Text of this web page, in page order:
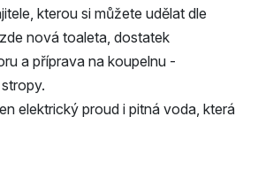
kterou si můžete udělat dle
nová toaleta, dostatek
a příprava na koupelnu -
elektrický proud i pitná voda, která